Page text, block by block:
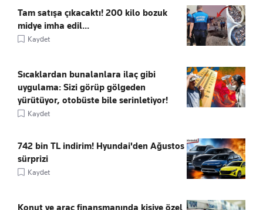
Tam satışa çıkacaktı! 200 kilo bozuk
midye imha edil...
Kaydet
Sıcaklardan bunalanlara ilaç gibi
uygulama: Sizi görüp gölgeden
yürütüyor, otobüste bile serinletiyor!
Kaydet
742 bin TL indirim! Hyundai'den Ağustos
sürprizi
Kaydet
Konut ve araç finansmanında kişiye özel